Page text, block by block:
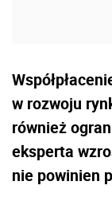
w rozwoju
również
eksperta
nie powinien